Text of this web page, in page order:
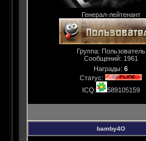
Генерал-лейтенант
Группа: Пользователь
Сообщений: 1961
Награды: 6
Статус:
ICQ:
589105159
bamby4O